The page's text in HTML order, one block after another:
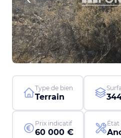
Type de bien
Terrain
Prix indicatif
60 000 €
État